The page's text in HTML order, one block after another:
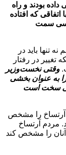
بودند و راه
که افتاده
کسی سمت
تنها باید در
تغییر در رفتار
وقتی نخست‌وزیر
به عنوان بخشی
سخت است
آرتساخ را مشخص
مردم آرتساخ
آنان را مشخص کند